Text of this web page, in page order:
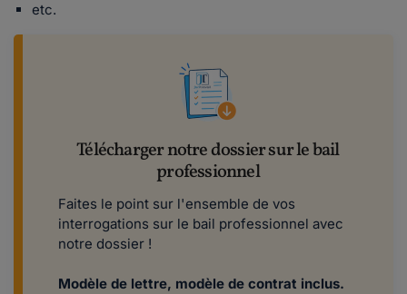
etc.
Télécharger notre dossier sur le bail
professionnel
Faites le point sur l'ensemble de vos
interrogations sur le bail professionnel avec
notre dossier !
Modèle de lettre, modèle de contrat inclus.